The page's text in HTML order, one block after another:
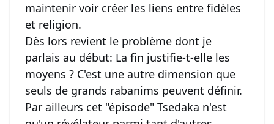
maintenir voir créer les liens entre fidèles
et religion.
Dès lors revient le problème dont je
parlais au début: La fin justifie-t-elle les
moyens ? C'est une autre dimension que
seuls de grands rabanims peuvent définir.
Par ailleurs cet "épisode" Tsedaka n'est